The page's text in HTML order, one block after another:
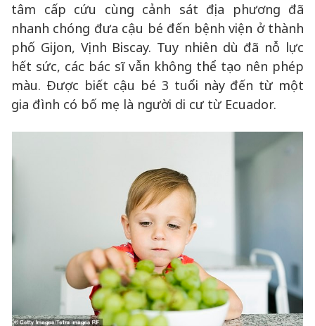
tâm cấp cứu cùng cảnh sát địa phương đã
nhanh chóng đưa cậu bé đến bệnh viện ở thành
phố Gijon, Vịnh Biscay. Tuy nhiên dù đã nỗ lực
hết sức, các bác sĩ vẫn không thể tạo nên phép
màu. Được biết cậu bé 3 tuổi này đến từ một
gia đình có bố mẹ là người di cư từ Ecuador.